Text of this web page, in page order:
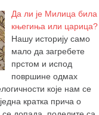
Да ли је Милица била
књегиња или царица?
Нашу историју само
мало да загребете
прстом и испод
површине одмах
које нам се
кратка прича о